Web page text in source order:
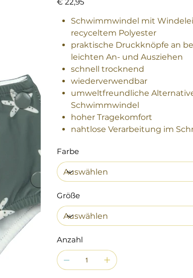
€ 22,95
Schwimmwindel mit
recyceltem Polyester
praktische Druckknöpfe an
leichten An- und Ausziehen
schnell trocknend
wiederverwendbar
umweltfreundliche
Schwimmwindel
hoher Tragekomfort
nahtlose Verarbeitung im
Farbe
Größe
Anzahl